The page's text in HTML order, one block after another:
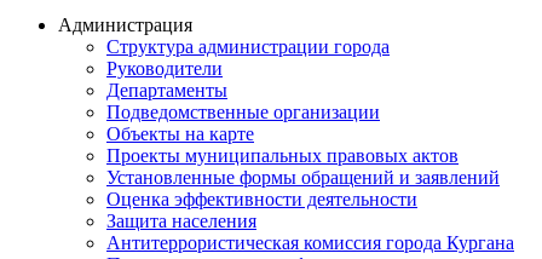
Администрация
Структура администрации города
Руководители
Департаменты
Подведомственные организации
Объекты на карте
Проекты муниципальных правовых актов
Установленные формы обращений и заявлений
Оценка эффективности деятельности
Защита населения
Антитеррористическая комиссия города Кургана